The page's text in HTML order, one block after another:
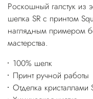
Роскошный галстук из
шелка SR с принтом
наглядным примером
мастерства.
100% шелк
Принт ручной работы
Отделка кристаллами